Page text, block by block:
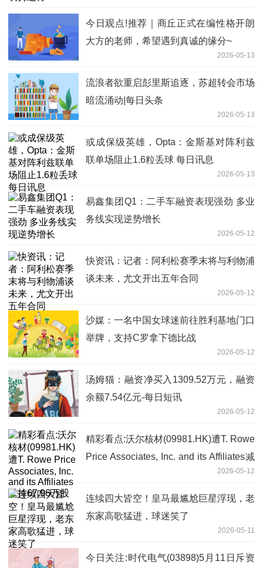
今日观点!推荐｜商丘正式在编性格开朗
大方的老师，希望遇到真诚的缘分~
2026-05-13
流浪者欲重启彭里斯追逐，苏超转会市场
暗流涌动|每日头条
2026-05-13
或成保级英雄，Opta：金斯基对阵利兹
联单场阻止1.6粒丢球 每日讯息
2026-05-13
易鑫集团Q1：二手车融资表现强劲 多业
务线实现逆势增长
2026-05-12
快资讯：记者：阿利松赛季末将与利物浦
谈未来，尤文开出五年合同
2026-05-12
沙媒：一名中国女球迷前往胜利基地门口
举牌，支持C罗拿下德比战
2026-05-12
汤姆猫：融资净买入1309.52万元，融资
余额7.54亿元-每日短讯
2026-05-12
精彩看点:沃尔核材(09981.HK)遭T. Rowe
Price Associates, Inc. and its Affiliates减
2026-05-12
连续四大皆空！皇马最尴尬巨星浮现，老
东家高歌猛进，球迷笑了
2026-05-11
今日关注:时代电气(03898)5月11日斥资